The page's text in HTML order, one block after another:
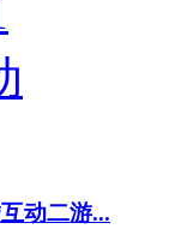
动二游...